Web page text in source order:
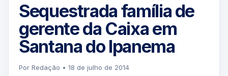
Sequestrada família de
gerente da Caixa em
Santana do Ipanema
Por Redação • 18 de julho de 2014